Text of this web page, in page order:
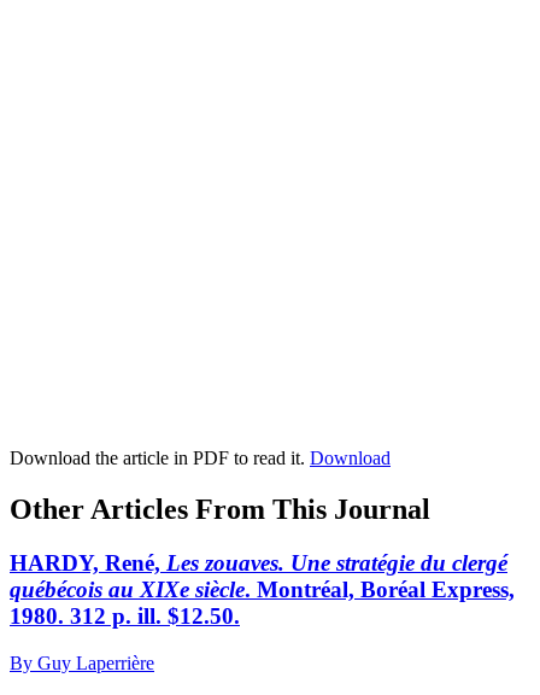
Download the article in PDF to read it. Download
Other Articles From This Journal
HARDY, René, Les zouaves. Une stratégie du clergé
québécois au XIXe siècle. Montréal, Boréal Express,
1980. 312 p. ill. $12.50.
By Guy Laperrière